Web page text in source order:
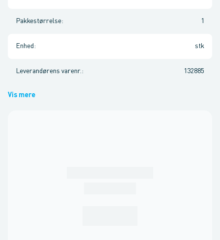
Pakkestørrelse: 1
Enhed : stk
Leverandørens varenr. : 132885
Vis mere